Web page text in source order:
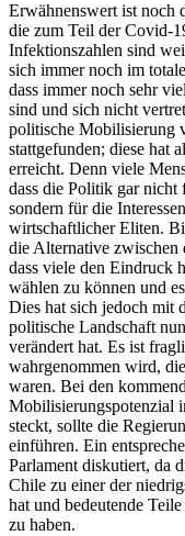
Erwähnenswert ist noch
die zum Teil der Covid-
Infektionszahlen sind
sich immer noch im
dass immer noch sehr
sind und sich nicht
politische Mobilisierung
stattgefunden; diese hat
erreicht. Denn viele
dass die Politik gar nicht
sondern für die
wirtschaftlicher Eliten.
die Alternative
dass viele den Eindruck
wählen zu können und
Dies hat sich jedoch mit
politische Landschaft
verändert hat. Es ist
wahrgenommen wird,
waren. Bei den
Mobilisierungspotenzial
steckt, sollte die
einführen. Ein
Parlament diskutiert, da
Chile zu einer der
hat und bedeutende
zu haben.